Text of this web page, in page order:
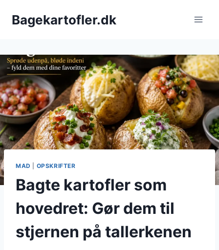
Bagekartofler.dk
MAD OPSKRIFTER
Bagte kartofler som
hovedret: Gør dem til
stjernen på tallerkenen